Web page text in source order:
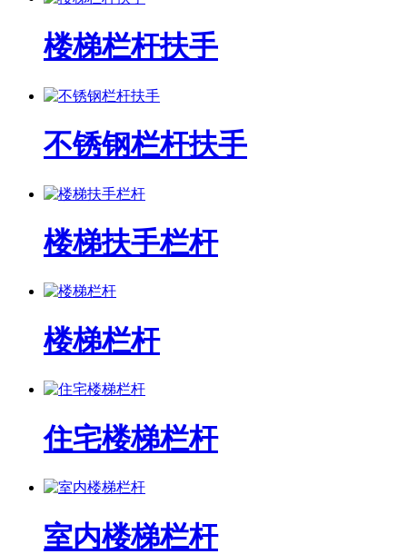
楼梯栏杆扶手
不锈钢栏杆扶手
楼梯扶手栏杆
楼梯栏杆
住宅楼梯栏杆
室内楼梯栏杆